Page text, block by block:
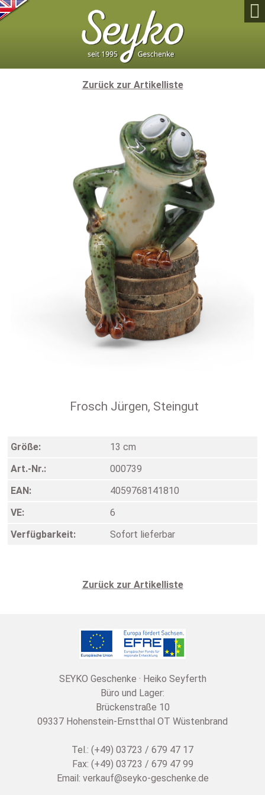

Zurück zur Artikelliste
Frosch Jürgen, Steingut
Größe:
13 cm
Art.-Nr.:
000739
EAN:
4059768141810
VE:
6
Verfügbarkeit:
Sofort lieferbar
Zurück zur Artikelliste
SEYKO Geschenke · Heiko Seyferth
Büro und Lager:
Brückenstraße 10
09337 Hohenstein-Ernstthal OT Wüstenbrand
Tel.: (+49) 03723 / 679 47 17
Fax: (+49) 03723 / 679 47 99
Email: verkauf@seyko-geschenke.de